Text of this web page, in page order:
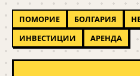
ПОМОРИЕ БОЛГАРИЯ
ИНВЕСТИЦИИ
АРЕНДА